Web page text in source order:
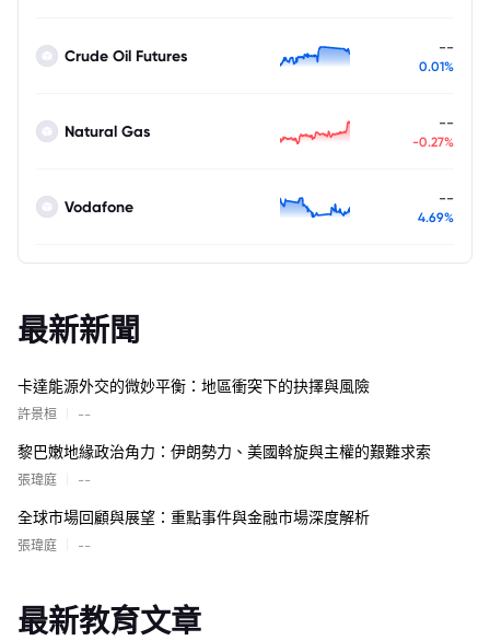
Crude Oil Futures --
0.01%
Natural Gas --
-0.27%
Vodafone --
4.69%
最新新聞
卡達能源外交的微妙平衡：地區衝突下的抉擇與風險
許景桓 --
黎巴嫩地緣政治角力：伊朗勢力、美國斡旋與主權的艱難求索
張瑋庭 --
全球市場回顧與展望：重點事件與金融市場深度解析
張瑋庭 --
最新教育文章